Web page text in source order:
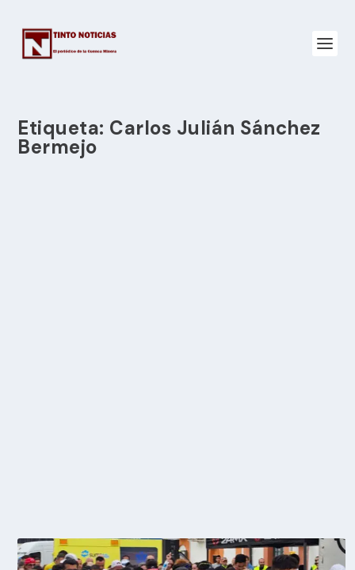
Etiqueta: Carlos Julián Sánchez
Bermejo